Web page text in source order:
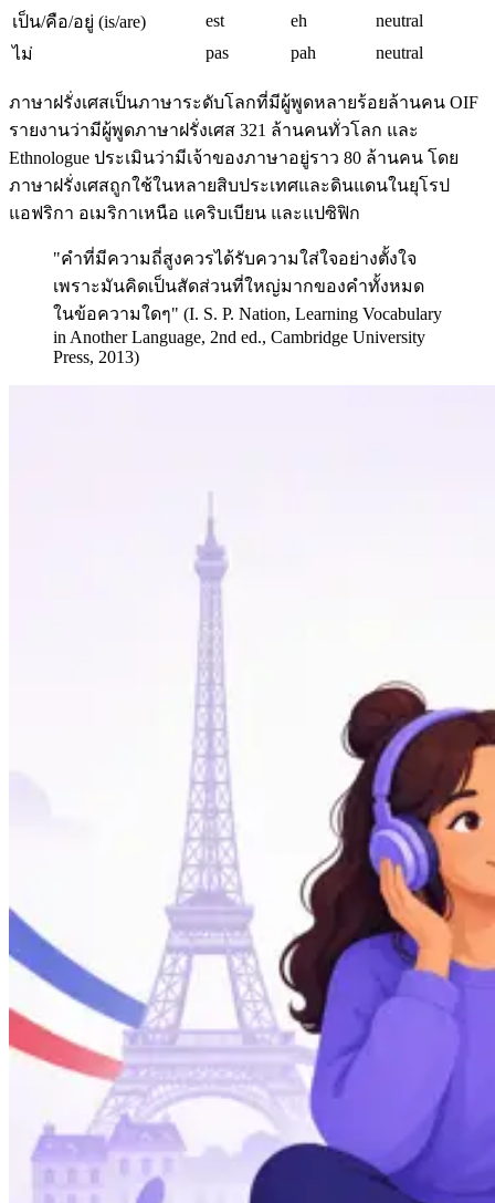
เป็น/คือ/อยู่ (is/are)
est eh
neutral
ไม่
pas pah neutral
ภาษาฝรั่งเศสเป็นภาษาระดับโลกที่มีผู้พูดหลายร้อยล้านคน OIF
รายงานว่ามีผู้พูดภาษาฝรั่งเศส 321 ล้านคนทั่วโลก และ
Ethnologue ประเมินว่ามีเจ้าของภาษาอยู่ราว 80 ล้านคน โดย
ภาษาฝรั่งเศสถูกใช้ในหลายสิบประเทศและดินแดนในยุโรป
แอฟริกา อเมริกาเหนือ แคริบเบียน และแปซิฟิก
"คำที่มีความถี่สูงควรได้รับความใส่ใจอย่างตั้งใจ
เพราะมันคิดเป็นสัดส่วนที่ใหญ่มากของคำทั้งหมด
ในข้อความใดๆ" (I. S. P. Nation, Learning Vocabulary
in Another Language, 2nd ed., Cambridge University
Press, 2013)